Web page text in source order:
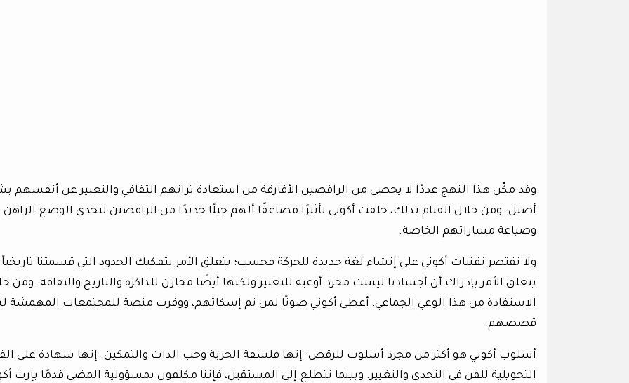
وقد مكّن هذا النهج عددًا لا يحصى من الراقصين الأفارقة من استعادة تراثهم الثقافي والتعبير عن أنفسهم
أصيل. ومن خلال القيام بذلك، خلقت أكوني تأثيرًا مضاعفًا ألهم جيلًا جديدًا من الراقصين لتحدي الوضع الراهن
وصياغة مساراتهم الخاصة.
ولا تقتصر تقنيات أكوني على إنشاء لغة جديدة للحركة فحسب؛ يتعلق الأمر بتفكيك الحدود التي قسمتنا
يتعلق الأمر بإدراك أن أجسادنا ليست مجرد أوعية للتعبير ولكنها أيضًا مخازن للذاكرة والتاريخ والثقافة. ومن
الاستفادة من هذا الوعي الجماعي، أعطى أكوني صوتًا لمن تم إسكاتهم، ووفرت منصة للمجتمعات المهمشة
قصصهم.
أسلوب أكوني هو أكثر من مجرد أسلوب للرقص؛ إنها فلسفة الحرية وحب الذات والتمكين. إنها شهادة على
التحويلية للفن في التحدي والتغيير. وبينما نتطلع إلى المستقبل، فإننا مكلفون بمسؤولية المضي قدمًا بإرث